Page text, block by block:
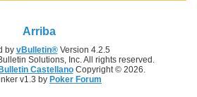
Arriba
by vBulletin®Version 4.2.5
Solutions, Inc. All rights reserved.
CastellanoCopyright © 2026.
v1.3 by Poker Forum